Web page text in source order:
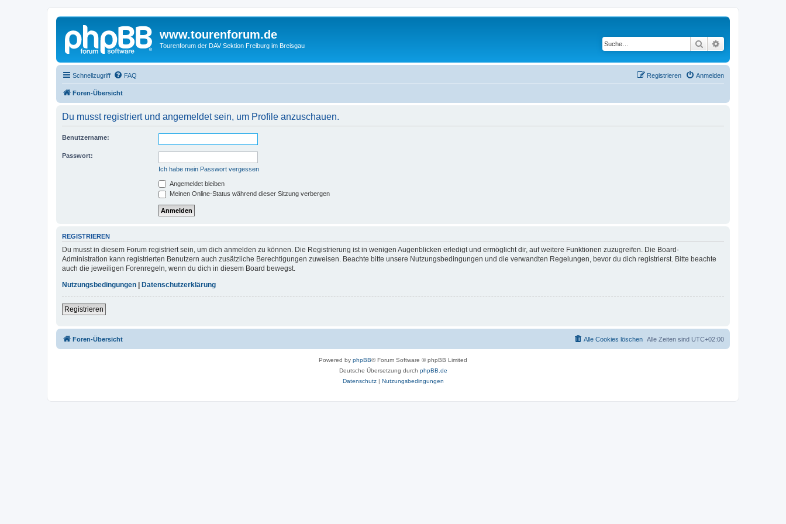
www.tourenforum.de
Tourenforum der DAV Sektion Freiburg im Breisgau Suche
Schnellzugriff FAQ Anmelden
Registrieren
Foren-Übersicht
Du musst registriert und angemeldet sein, um Profile anzuschauen.
Benutzername:
Passwort:
Ich habe mein Passwort vergessen
Angemeldet bleiben
Meinen Online-Status während dieser Sitzung verbergen
REGISTRIEREN
Du musst in diesem Forum registriert sein, um dich anmelden zu können. Die Registrierung ist in wenigen Augenblicken erledigt und ermöglicht dir, auf weitere Funktionen zuzugreifen. Die Board-
Administration kann registrierten Benutzern auch zusätzliche Berechtigungen zuweisen. Beachte bitte unsere Nutzungsbedingungen und die verwandten Regelungen, bevor du dich registrierst. Bitte beachte
auch die jeweiligen Forenregeln, wenn du dich in diesem Board bewegst.
Nutzungsbedingungen
Datenschutzerklärung
Registrieren
Foren-Übersicht Alle Zeiten sind UTC+02:00
Alle Cookies löschen
Powered by phpBB® Forum Software © phpBB Limited
Deutsche Übersetzung durch phpBB.de
Datenschutz| Nutzungsbedingungen